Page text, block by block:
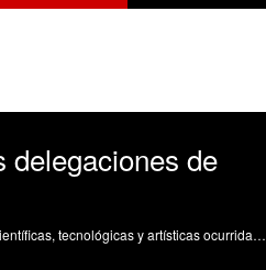
delegaciones de
Divulgación de las actividades científicas, tecnológicas y artísticas ocurridas en los tres campus de la UPV